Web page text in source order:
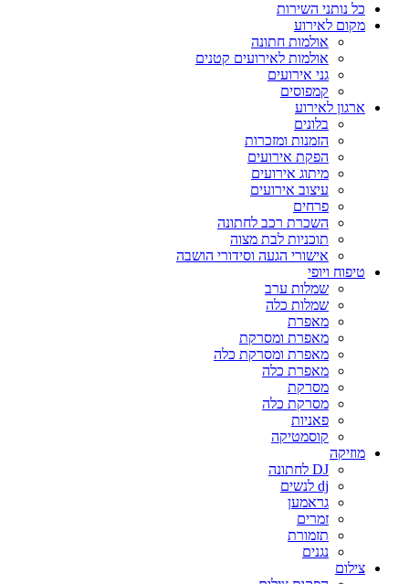
כל נותני השירות
מקום לאירוע
אולמות חתונה
אולמות לאירועים קטנים
גני אירועים
קמפוסים
ארגון לאירוע
בלונים
הזמנות ומזכרות
הפקת אירועים
מיתוג אירועים
עיצוב אירועים
פרחים
השכרת רכב לחתונה
תוכניות לבת מצוה
אישורי הגעה וסידורי הושבה
טיפוח ויופי
שמלות ערב
שמלות כלה
מאפרת
מאפרת ומסרקת
מאפרת ומסרקת כלה
מאפרת כלה
מסרקת
מסרקת כלה
פאניות
קוסמטיקה
מוזיקה
DJ לחתונה
dj לנשים
גראמען
זמרים
תזמורת
נגנים
צילום